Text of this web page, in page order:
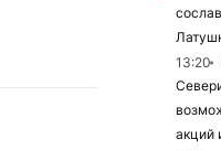
13:20
акций